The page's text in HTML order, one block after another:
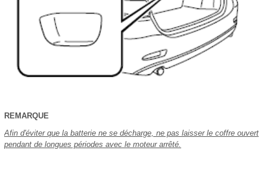
REMARQUE
Afin d'éviter que la batterie ne se décharge, ne pas laisser le coffre ouvert
pendant de longues périodes avec le moteur arrêté.